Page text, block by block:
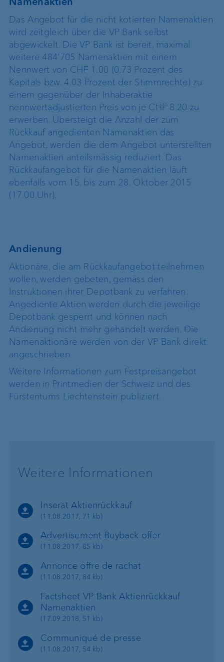
Das Angebot für die nicht kotierten Namenaktien
wird zeitgleich über die VP Bank selbst
abgewickelt. Die VP Bank ist bereit, maximal
weitere 484‘705 Namenaktien mit einem
Nennwert von CHF 1.00 (0.73 Prozent des
Kapitals bzw. 4.03 Prozent der Stimmrechte) zu
einem gegenüber der Inhaberaktie
nennwertadjustierten Preis von je CHF 8.20 zu
erwerben. Übersteigt die Anzahl der zum
Rückkauf angedienten Namenaktien das
Angebot, werden die dem Angebot unterstellten
Namenaktien anteilsmässig reduziert. Das
Rückkaufangebot für die Namenaktien läuft
ebenfalls vom 15. bis zum 28. Oktober 2015
(17.00 Uhr).
Andienung
Aktionäre, die am Rückkaufangebot teilnehmen
wollen, werden gebeten, gemäss den
Instruktionen ihrer Depotbank zu verfahren.
Angediente Aktien werden durch die jeweilige
Depotbank gesperrt und können nach
Andienung nicht mehr gehandelt werden. Die
Namenaktionäre werden von der VP Bank direkt
angeschrieben.
Weitere Informationen zum Festpreisangebot
werden in Printmedien der Schweiz und des
Fürstentums Liechtenstein publiziert.
Weitere Informationen
Inserat Aktienrückkauf
(11.08.2017, 71 kb)
Advertisement Buyback offer
(11.08.2017, 85 kb)
Annonce offre de rachat
(11.08.2017, 84 kb)
Factsheet VP Bank Aktienrückkauf
Namenaktien
(17.09.2018, 51 kb)
Communiqué de presse
(11.08.2017, 54 kb)